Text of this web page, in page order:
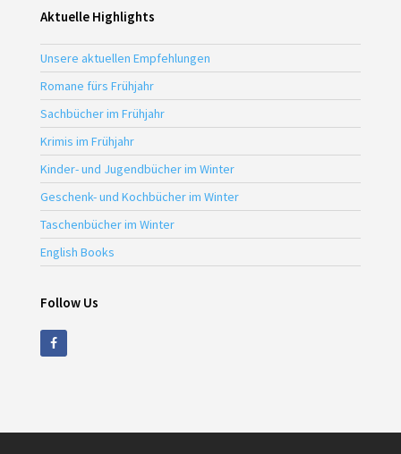
Aktuelle Highlights
Unsere aktuellen Empfehlungen
Romane fürs Frühjahr
Sachbücher im Frühjahr
Krimis im Frühjahr
Kinder- und Jugendbücher im Winter
Geschenk- und Kochbücher im Winter
Taschenbücher im Winter
English Books
Follow Us